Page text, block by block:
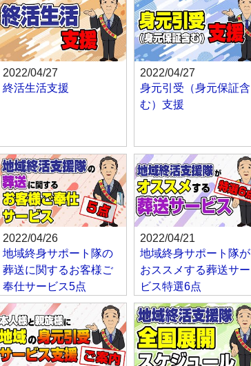
2022/04/27
終活生活支援
2022/04/27
身元引受（身元保証含
む）支援
2022/04/26
地域終身サポート隊の
葬送に関するお客様ご
奉仕サービス5点
2022/04/21
地域終身サポート隊が
おススメする葬送サー
ビス特選6点